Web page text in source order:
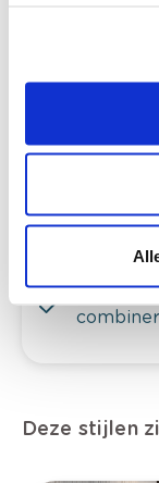
Ontdek
te
Deze stijlen